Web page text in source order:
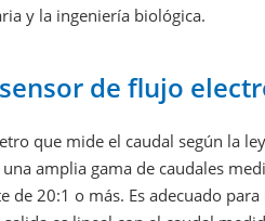
y la ingeniería biológica.
de flujo
que mide el caudal según la
amplia gama de caudales
20:1 o más. Es adecuado